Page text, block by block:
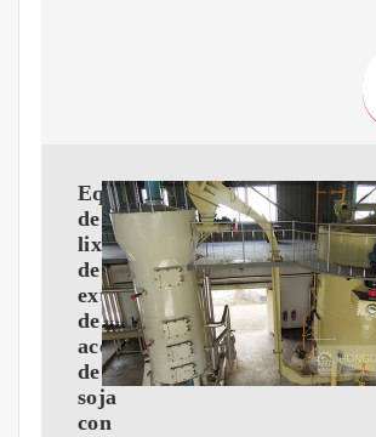
Equipo
de
lixiviación
de
extracción
de
aceite
de
soja
con